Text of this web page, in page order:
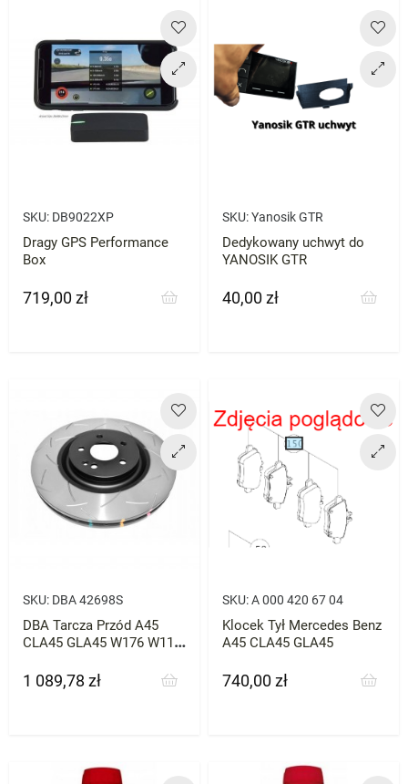
SKU: DB9022XP
Dragy GPS Performance
Box
Cena
719,00 zł
SKU:Yanosik GTR
Dedykowany uchwyt do
YANOSIK GTR
Cena
40,00 zł
SKU: DBA 42698S
DBA Tarcza Przód A45
CLA45 GLA45 W176 W117
Cena
1 089,78 zł
SKU:A 000 420 67 04
Klocek Tył Mercedes Benz
A45 CLA45 GLA45
Cena
740,00 zł